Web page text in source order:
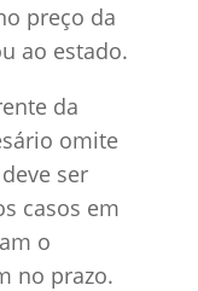
preço da
ao estado.
da
omite
ser
casos em
o
no prazo.